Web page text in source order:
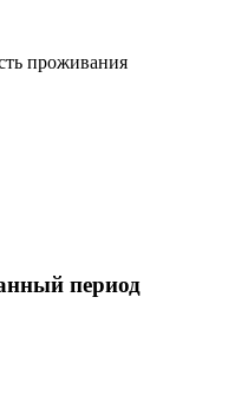
проживания
период